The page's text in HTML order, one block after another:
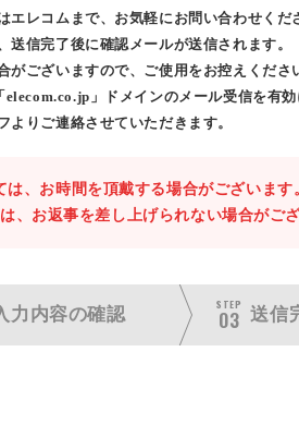
エレコムまで、お気軽にお問い合わせくだ
送信完了後に確認メールが送信されます。
ございますので、ご使用をお控えくださ
」ドメインのメール受信を有効
よりご連絡させていただきます。
、お時間を頂戴する場合がございます
、お返事を差し上げられない場合がござ
力内容の確認
STEP
03 送信